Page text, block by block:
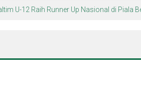
Muda Berkarakter Luhur di Bumi